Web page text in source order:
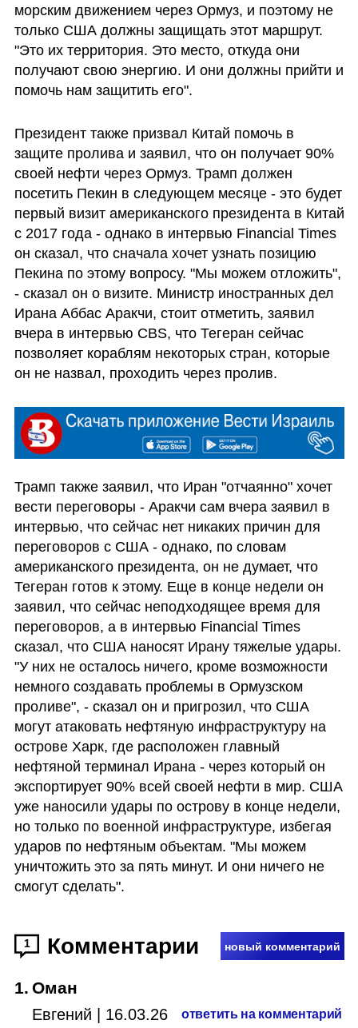
морским движением через Ормуз, и поэтому не
только США должны защищать этот маршрут.
"Это их территория. Это место, откуда они
получают свою энергию. И они должны прийти и
помочь нам защитить его".
Президент также призвал Китай помочь в
защите пролива и заявил, что он получает 90%
своей нефти через Ормуз. Трамп должен
посетить Пекин в следующем месяце - это будет
первый визит американского президента в Китай
с 2017 года - однако в интервью Financial Times
он сказал, что сначала хочет узнать позицию
Пекина по этому вопросу. "Мы можем отложить",
- сказал он о визите. Министр иностранных дел
Ирана Аббас Аракчи, стоит отметить, заявил
вчера в интервью CBS, что Тегеран сейчас
позволяет кораблям некоторых стран, которые
он не назвал, проходить через пролив.
Трамп также заявил, что Иран "отчаянно" хочет
вести переговоры - Аракчи сам вчера заявил в
интервью, что сейчас нет никаких причин для
переговоров с США - однако, по словам
американского президента, он не думает, что
Тегеран готов к этому. Еще в конце недели он
заявил, что сейчас неподходящее время для
переговоров, а в интервью Financial Times
сказал, что США наносят Ирану тяжелые удары.
"У них не осталось ничего, кроме возможности
немного создавать проблемы в Ормузском
проливе", - сказал он и пригрозил, что США
могут атаковать нефтяную инфраструктуру на
острове Харк, где расположен главный
нефтяной терминал Ирана - через который он
экспортирует 90% всей своей нефти в мир. США
уже наносили удары по острову в конце недели,
но только по военной инфраструктуре, избегая
ударов по нефтяным объектам. "Мы можем
уничтожить это за пять минут. И они ничего не
смогут сделать".
1 Комментарии новый комментарий
1. Оман
Евгений 16.03.26 ответить на комментарий